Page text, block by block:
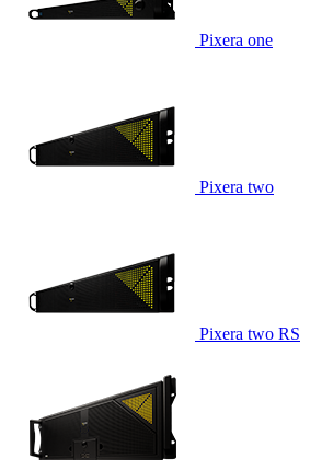
Pixera one
Pixera two
Pixera two RS